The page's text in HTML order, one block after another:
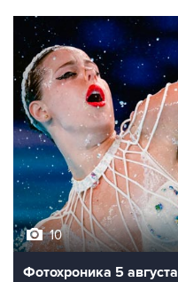
10
Фотохроника 5 августа